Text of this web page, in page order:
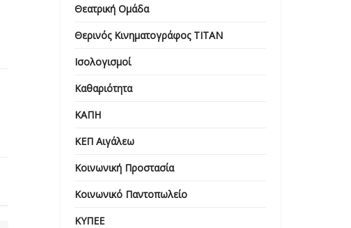
Θεατρική Ομάδα
Θερινός Κινηματογράφος ΤΙΤΑΝ
Ισολογισμοί
Καθαριότητα
ΚΑΠΗ
ΚΕΠ Αιγάλεω
Κοινωνική Προστασία
Κοινωνικό Παντοπωλείο
ΚΥΠΕΕ